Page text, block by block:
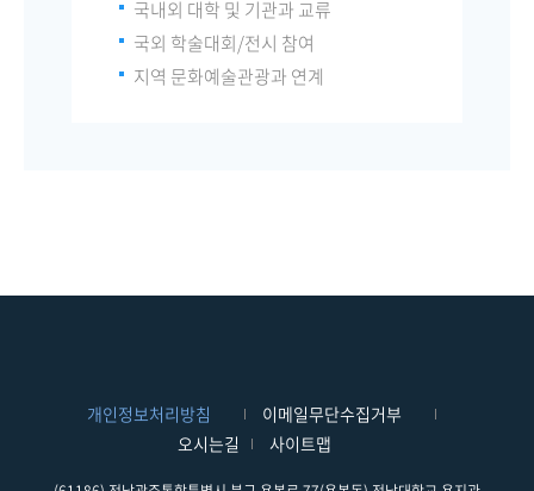
국내외 대학 및 기관과 교류
국외 학술대회/전시 참여
지역 문화예술관광과 연계
개인정보처리방침
이메일무단수집거부
오시는길
사이트맵